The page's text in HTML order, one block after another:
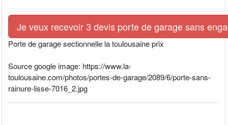
Je veux recevoir 3 devis porte de garage sans
Porte de garage sectionnelle la toulousaine prix
Source google image: https://www.la-
toulousaine.com/photos/portes-de-garage/2089/6/porte-sans-
rainure-lisse-7016_2.jpg